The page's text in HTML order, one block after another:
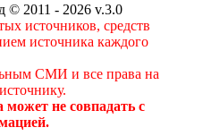
© 2011 - 2026 v.3.0
источников, средств
источника каждого
СМИ и все права на
не совпадать с